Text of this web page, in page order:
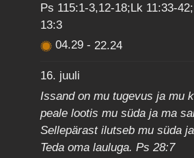
Ps 115:1-3,12-18;Lk 11:33-
13:3
04.29- 22.24
16. juuli
Issand on mu tugevus ja mu
peale lootis mu süda ja ma
Sellepärast ilutseb mu süda
Teda oma lauluga. Ps 28:7